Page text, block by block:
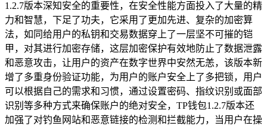
1.2.7版本深知安全的重要性，在安全性能方面投入了大量的精
力和智慧，下足了功夫，它采用了更加先进、复杂的加密算
法，如同给用户的私钥和交易数据穿上了一层坚不可摧的铠
甲，对其进行加密存储，这层加密保护有效地防止了数据泄露
和恶意攻击，让用户的资产在数字世界中安然无恙，该版本新
增了多重身份验证功能，为用户的账户安全上了多把锁，用户
可以根据自己的需求和习惯，通过设置密码、指纹识别或面部
识别等多种方式来确保账户的绝对安全，TP钱包1.2.7版本还
加强了对钓鱼网站和恶意链接的检测和拦截能力，当用户在操